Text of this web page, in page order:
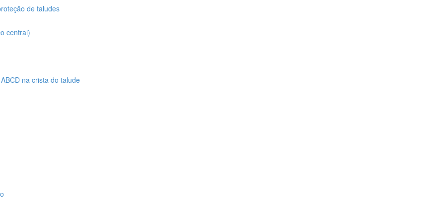
de taludes
central)
na crista do talude